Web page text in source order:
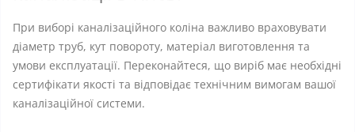
При виборі каналізаційного коліна важливо враховувати
діаметр труб, кут повороту, матеріал виготовлення та
умови експлуатації. Переконайтеся, що виріб має необхідні
сертифікати якості та відповідає технічним вимогам вашої
каналізаційної системи.